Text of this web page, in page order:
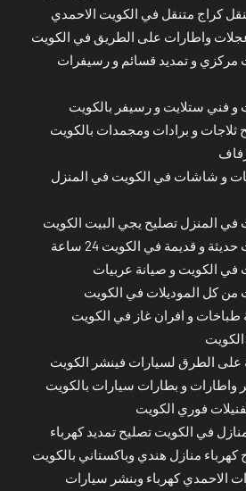
كراج متنقل في الكويت الاحمدي
واطارات على الطريق في الكويت
مركزي و تمديد قسائم و رسيفرات
فني ستلايت و رسيفر بالكويت
و برادات ومجمدات بالكويت
و شاشات في الكويت في المنزل
في المنزل تصليح يجي البيت الكويت
و قديمة في الكويت 24 ساعة
الكويت و صيانة عربيات
كل الموديلات في الكويت
و افران غاز في الكويت
الطرق لسيارات فينشر الكويت
واطارات و بطارات سيارات بالكويت
فوري الكويت
في الكويت تصليح تمديد كهرباء
منازل هندي وباكستاني بالكويت
الاحمدي كهرباء وبنشر سيارات